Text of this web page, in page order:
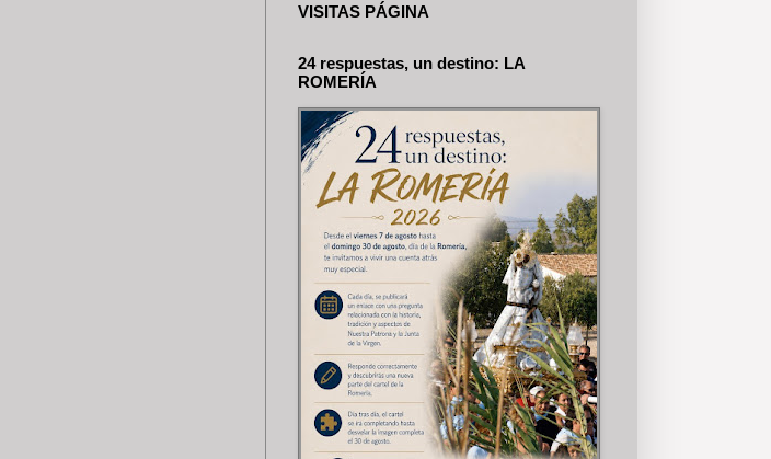
VISITAS PÁGINA
24 respuestas, un destino: LA
ROMERÍA